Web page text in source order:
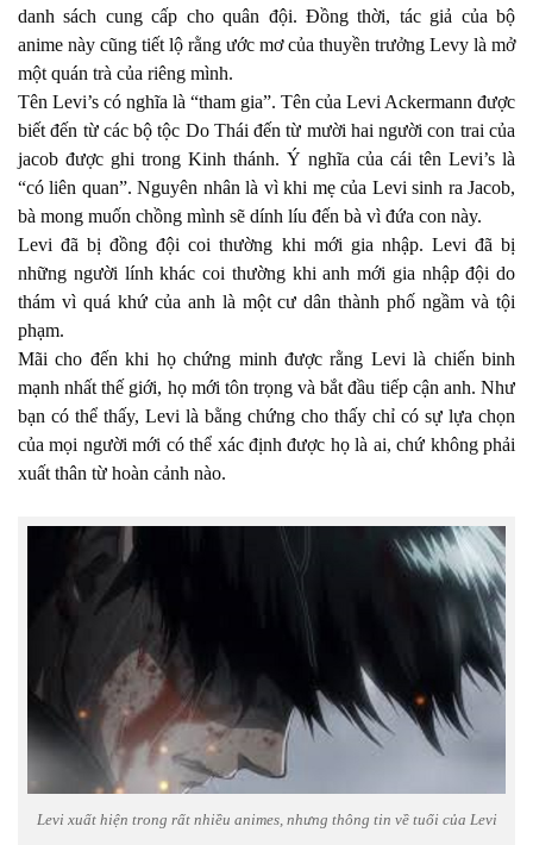
danh sách cung cấp cho quân đội. Đồng thời, tác giả của bộ
anime này cũng tiết lộ rằng ước mơ của thuyền trưởng Levy là mở
một quán trà của riêng mình.
Tên Levi’s có nghĩa là “tham gia”. Tên của Levi Ackermann được
biết đến từ các bộ tộc Do Thái đến từ mười hai người con trai của
jacob được ghi trong Kinh thánh. Ý nghĩa của cái tên Levi’s là
“có liên quan”. Nguyên nhân là vì khi mẹ của Levi sinh ra Jacob,
bà mong muốn chồng mình sẽ dính líu đến bà vì đứa con này.
Levi đã bị đồng đội coi thường khi mới gia nhập. Levi đã bị
những người lính khác coi thường khi anh mới gia nhập đội do
thám vì quá khứ của anh là một cư dân thành phố ngầm và tội
phạm.
Mãi cho đến khi họ chứng minh được rằng Levi là chiến binh
mạnh nhất thế giới, họ mới tôn trọng và bắt đầu tiếp cận anh. Như
bạn có thể thấy, Levi là bằng chứng cho thấy chỉ có sự lựa chọn
của mọi người mới có thể xác định được họ là ai, chứ không phải
xuất thân từ hoàn cảnh nào.
Levi xuất hiện trong rất nhiều animes, nhưng thông tin về tuổi của Levi